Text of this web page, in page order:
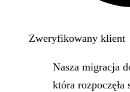
Zweryfikowany klient
Nasza migracja
która